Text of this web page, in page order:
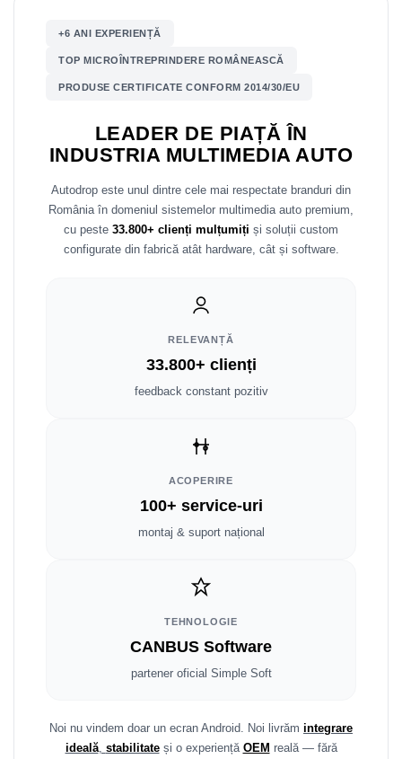
Mitsubishi
Citroen
Rame adaptoare Mazda
Rame adaptoare Nissan
Rame adaptoare Fiat
Rame adaptoare Hyundai
Rame adaptoare Subaru
Rame adaptoare Land Rover
+6 ANI EXPERIENȚĂ
TOP MICROÎNTREPRINDERE ROMÂNEASCĂ
PRODUSE CERTIFICATE CONFORM 2014/30/EU
LEADER DE PIAȚĂ ÎN
INDUSTRIA MULTIMEDIA AUTO
Autodrop este unul dintre cele mai respectate branduri din
România în domeniul sistemelor multimedia auto premium,
cu peste 33.800+ clienți mulțumiți și soluții custom
configurate din fabrică atât hardware, cât și software.
RELEVANȚĂ
33.800+ clienți
feedback constant pozitiv
ACOPERIRE
100+ service-uri
montaj & suport național
TEHNOLOGIE
CANBUS Software
partener oficial Simple Soft
Noi nu vindem doar un ecran Android. Noi livrăm integrare
ideală, stabilitateși o experiență OEM reală — fără